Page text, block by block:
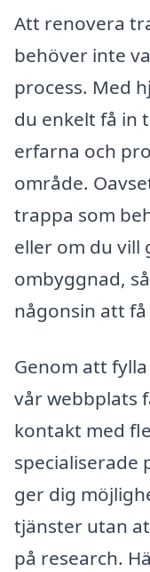
Att renovera
behöver inte
process. Med
du enkelt få in
erfarna och
område.
trappa som
eller om du vill
ombyggnad,
någonsin att
Genom att
vår webbplats
kontakt med
specialiserade
ger dig
tjänster utan
på research.